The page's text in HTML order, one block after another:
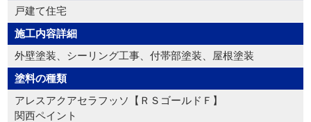
戸建て住宅
施工内容詳細
外壁塗装、シーリング工事、付帯部塗装、屋根塗装
塗料の種類
アレスアクアセラフッソ【ＲＳゴールドＦ】
関西ペイント